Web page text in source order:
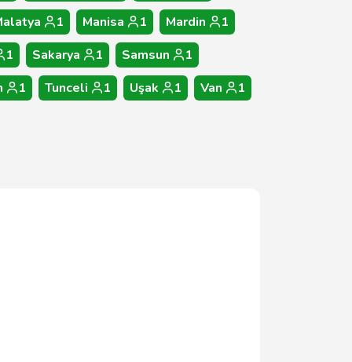
1 Manisa 1 Mardin
1
1 Sakarya 1 Samsun
1
1 Tunceli 1 Uşak 1 Van
1